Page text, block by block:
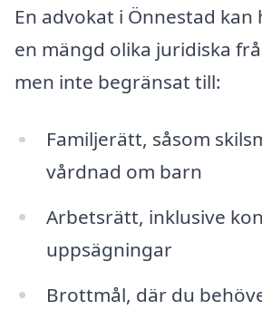
En advokat i Önnestad kan
en mängd olika juridiska
men inte begränsat till:
Familjerätt, såsom
vårdnad om barn
Arbetsrätt, inklusive
uppsägningar
Brottmål, där du